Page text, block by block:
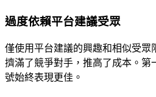
過度依賴平台建議受眾
僅使用平台建議的興趣和相似受眾
擠滿了競爭對手，推高了成本。第
號始終表現更佳。